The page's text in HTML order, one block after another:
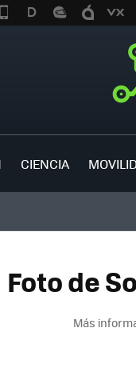
CIENCIA
Foto de
Más